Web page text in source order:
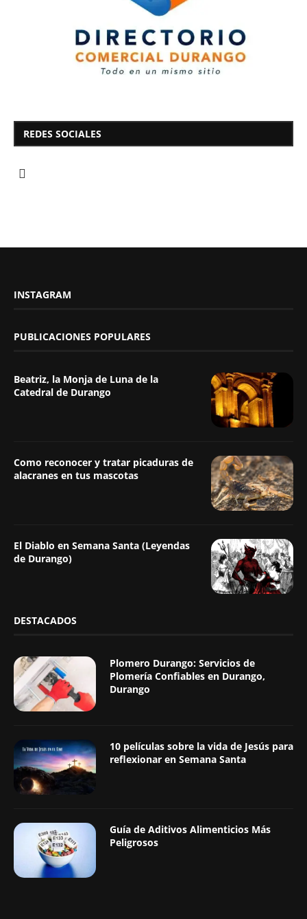
REDES SOCIALES
INSTAGRAM
PUBLICACIONES POPULARES
Beatriz, la Monja de Luna de la
Catedral de Durango
Como reconocer y tratar picaduras de
alacranes en tus mascotas
El Diablo en Semana Santa (Leyendas
de Durango)
DESTACADOS
Plomero Durango: Servicios de
Plomería Confiables en Durango,
Durango
10 películas sobre la vida de Jesús para
reflexionar en Semana Santa
Guía de Aditivos Alimenticios Más
Peligrosos